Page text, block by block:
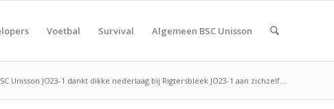
Voetbal Survival Algemeen BSC Unisson
Unisson JO23-1 dankt dikke nederlaag bij Rigtersbleek JO23-1 aan zichzelf...